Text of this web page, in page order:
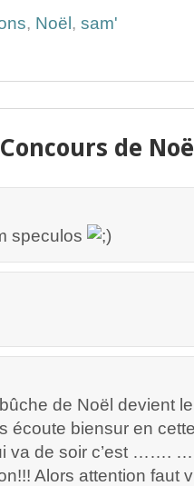
, Noël, sam'
de
speculos
de Noël devient
écoute biensur en
va de soir c’est
Alors attention faut